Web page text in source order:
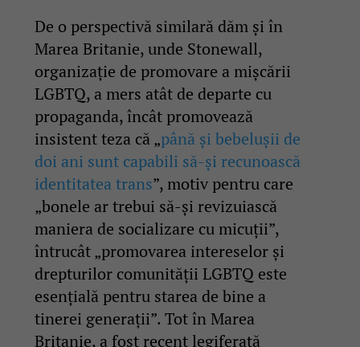
De o perspectivă similară dăm și în
Marea Britanie, unde Stonewall,
organizație de promovare a mișcării
LGBTQ, a mers atât de departe cu
propaganda, încât promovează
insistent teza că „până și bebelușii de
doi ani sunt capabili să-și recunoască
identitatea trans”, motiv pentru care
„bonele ar trebui să-și revizuiască
maniera de socializare cu micuții”,
întrucât „promovarea intereselor și
drepturilor comunității LGBTQ este
esențială pentru starea de bine a
tinerei generații”. Tot în Marea
Britanie, a fost recent legiferată